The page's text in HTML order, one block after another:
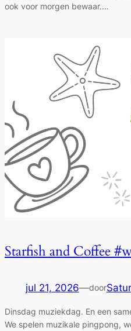
ook voor morgen bewaar.…
Starfish and Coffee
jul 21, 2026—door
Dinsdag muziekdag. En een
We spelen muzikale pingpong,